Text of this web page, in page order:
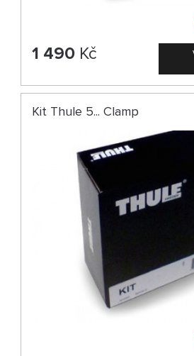
1 490 Kč
Kit Thule 5... Clamp